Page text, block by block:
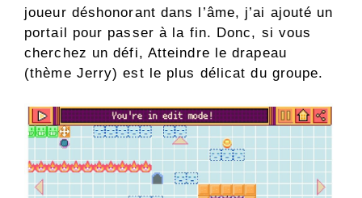
joueur déshonorant dans l’âme, j’ai ajouté un
portail pour passer à la fin. Donc, si vous
cherchez un défi, Atteindre le drapeau
(thème Jerry) est le plus délicat du groupe.